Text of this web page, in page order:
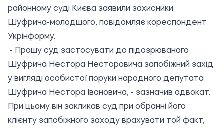
районному суді Києва заявили захисники
Шуфрича-молодшого, повідомляє кореспондент
Укрінформу.
- Прошу суд застосувати до підозрюваного
Шуфрича Нестора Несторовича запобіжний захід
у вигляді особистої поруки народного депутата
Шуфрича Нестора Івановича, - зазначив адвокат.
При цьому він закликав суд при обранні його
клієнту запобіжного заходу врахувати той факт,